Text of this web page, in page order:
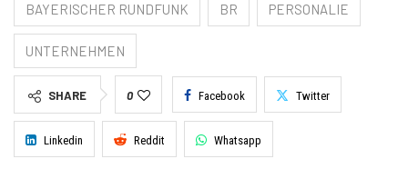
BAYERISCHER RUNDFUNK BR PERSONALIE
UNTERNEHMEN
SHARE 0 Facebook Twitter
Linkedin Reddit Whatsapp